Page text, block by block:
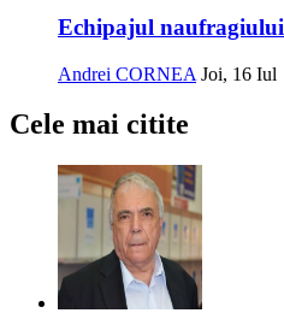
Echipajul naufragiului
Andrei CORNEA Joi, 16 Iul
Cele mai citite